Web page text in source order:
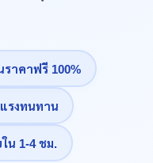
ราคาฟรี 100%
รงทนทาน
น 1-4 ชม.